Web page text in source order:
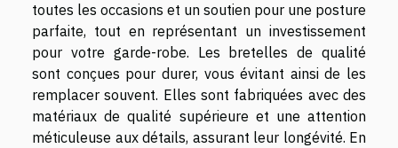
toutes les occasions et un soutien pour une posture
parfaite, tout en représentant un investissement
pour votre garde-robe. Les bretelles de qualité
sont conçues pour durer, vous évitant ainsi de les
remplacer souvent. Elles sont fabriquées avec des
matériaux de qualité supérieure et une attention
méticuleuse aux détails, assurant leur longévité. En